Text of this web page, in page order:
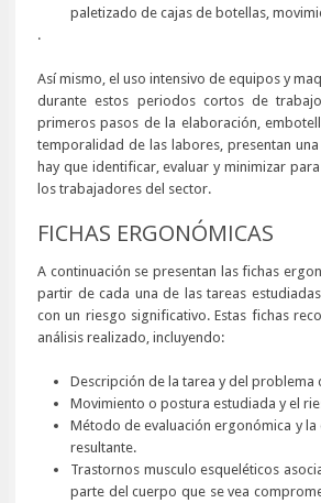
paletizado de cajas de botellas,
.
Así mismo, el uso intensivo de equipos y
durante estos periodos cortos de
primeros pasos de la elaboración,
temporalidad de las labores, presentan
hay que identificar, evaluar y minimizar
los trabajadores del sector.
FICHAS ERGONÓMICAS
A continuación se presentan las fichas
partir de cada una de las tareas
con un riesgo significativo. Estas fichas
análisis realizado, incluyendo:
Descripción de la tarea y del problema
Movimiento o postura estudiada y el
Método de evaluación ergonómica y
resultante.
Trastornos musculo esqueléticos
parte del cuerpo que se vea